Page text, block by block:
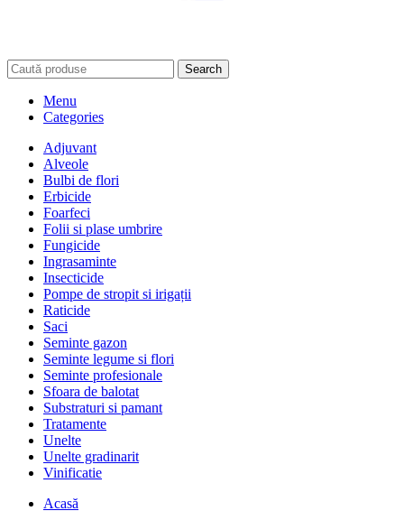
Search
Menu
Categories
Adjuvant
Alveole
Bulbi de flori
Erbicide
Foarfeci
Folii si plase umbrire
Fungicide
Ingrasaminte
Insecticide
Pompe de stropit si irigații
Raticide
Saci
Seminte gazon
Seminte legume si flori
Seminte profesionale
Sfoara de balotat
Substraturi si pamant
Tratamente
Unelte
Unelte gradinarit
Vinificatie
Acasă